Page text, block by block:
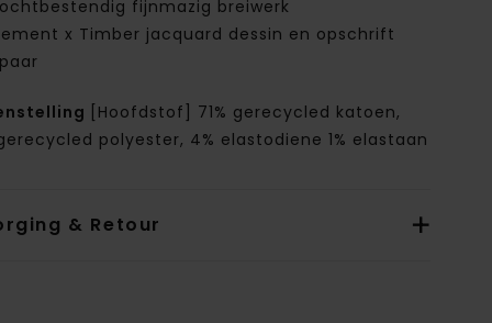
fijnmazig breiwerk
x Timber jacquard dessin en opschrift
[Hoofdstof] 71% gerecycled katoen,
polyester, 4% elastodiene 1% elastaan
& Retour